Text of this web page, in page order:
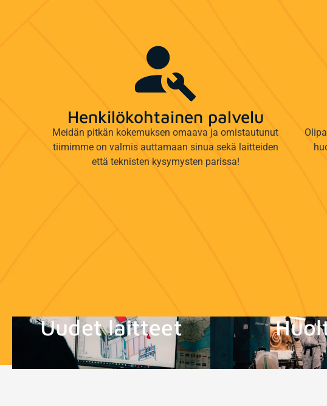
Henkilökohtainen palvelu
Meidän pitkän kokemuksen omaava ja omistautunut
tiimimme on valmis auttamaan sinua sekä laitteiden
että teknisten kysymysten parissa!
Uudet laitteet